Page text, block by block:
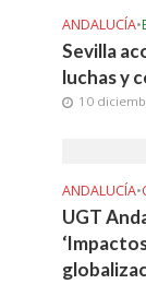
ANDALUCÍA•
Sevilla
luchas y
10
ANDALUCÍA•
UGT